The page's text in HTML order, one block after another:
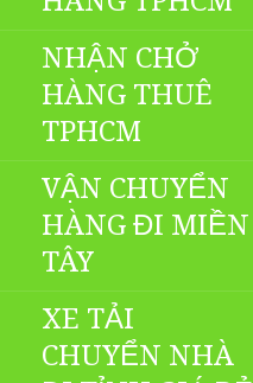
NHẬN CHỞ
HÀNG THUÊ
TPHCM
VẬN CHUYỂN
HÀNG ĐI MIỀN
TÂY
XE TẢI
CHUYỂN NHÀ